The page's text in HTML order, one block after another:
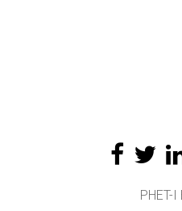
PHET-I